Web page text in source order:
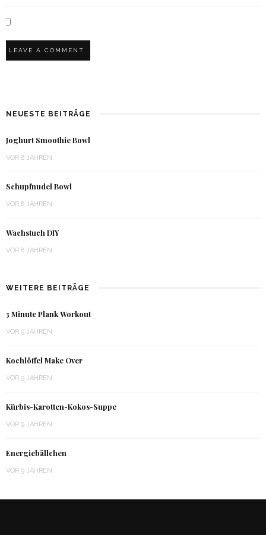
NEUESTE BEITRÄGE
Joghurt Smoothie Bowl
VOR 8 JAHREN
Schupfnudel Bowl
VOR 8 JAHREN
Wachstuch DIY
VOR 8 JAHREN
WEITERE BEITRÄGE
3 Minute Plank Workout
VOR 9 JAHREN
Kochlöffel Make Over
VOR 9 JAHREN
Kürbis-Karotten-Kokos-Suppe
VOR 9 JAHREN
Energiebällchen
VOR 9 JAHREN